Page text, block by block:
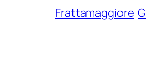
Frattamaggiore